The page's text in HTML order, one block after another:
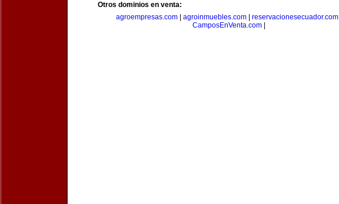
Otros dominios en venta:
agroempresas.com
agroinmuebles.com reservacionesecuador.com
CamposEnVenta.com